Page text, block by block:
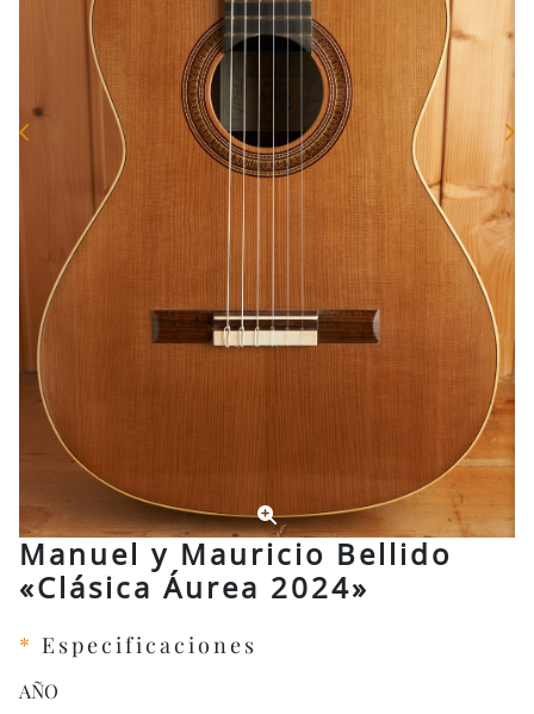
Manuel y Mauricio Bellido
«Clásica Áurea 2024»
* Especificaciones
AÑO